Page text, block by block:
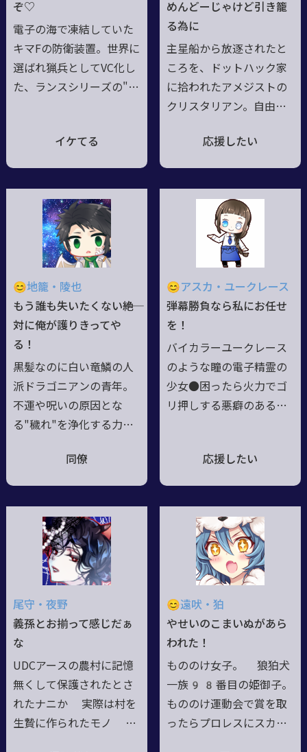
に戻る方法を探してい
る。
く、お前のようなエルフ
ん。愛称：ルディ。
ぞ♡
電子の海で凍結していた
キマFの防衛装置。世界に
選ばれ猟兵としてVC化し
た、ランスシリーズの"J
ンスシリーズを統合した
り良い未来へと進ませよ
うとする役割を担う。猟
兵化後はキマＦだけでな
く、全ての世界を救わん
と行動を開始した。元々
が電脳体なので、媒介な
く電脳魔術が扱える。明
るい飄々とした性格。お
イケてる
めんどーじゃけど引き籠
る為に
主星船から放逐されたと
ころを、ドットハック家
に拾われたアメジストの
クリスタリアン。自由気
リーダムな性格。戦闘行
防ぐことこそ重要と考え
るタイプ。だがそれは自
分が引きこもって、楽が
したいためという自堕落
極まりない性質ゆえ。種
族特性の超能力エネルギ
ーはすべて電脳魔術のリ
きこもりを肯定するダメ
人間。好物はお好み焼
き。
応援したい
😊地籠・陵也
もう誰も失いたくない――絶
対に俺が護りきってや
る！
黒髪なのに白い竜鱗の人
派ドラゴニアンの青年。
不運や呪いの原因とな
る"穢れ"を浄化する力を
われ双子の弟以外の家族
怖"だけが残った。だがそ
の恐怖を味わわせたくな
いという想いで猟兵に覚
醒、誰にも自分や弟のよ
うな想いをして欲しくな
い一心で戦場へ向かう。
性格は物静かで誠実、子
姿になると心があった頃
の気さくで快活な青年
に。
同僚
😊アスカ・ユークレース
弾幕勝負なら私にお任せ
を！
バイカラーユークレース
のような瞳の電子精霊の
少女●困ったら火力でゴ
リ押しする悪癖のある残
ないのに言動のせいでア
て、とある計画の試作機
として造られた過去を持
つ●盗られた記憶を取り
戻し因縁を一つ片付けて
少女は思った。「思い出
したところで大して何も
変わらなかったわね、終
うもならないし」
応援したい
尾守・夜野
義孫とお揃って感じだぁ
な
UDCアースの農村に記憶
無くして保護されたとさ
れたナニか 実際は村を
生贄に作られたモノ
😊遠吠・狛
やせいのこまいぬがあら
われた！
もののけ女子。 狼狛犬
一族98番目の姫御子。
もののけ運動会で賞を取
ったらプロレスにスカウ